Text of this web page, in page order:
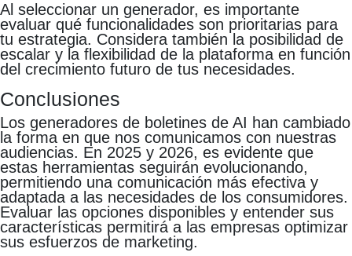
Al seleccionar un generador, es importante
evaluar qué funcionalidades son prioritarias para
tu estrategia. Considera también la posibilidad de
escalar y la flexibilidad de la plataforma en función
del crecimiento futuro de tus necesidades.
Conclusiones
Los generadores de boletines de AI han cambiado
la forma en que nos comunicamos con nuestras
audiencias. En 2025 y 2026, es evidente que
estas herramientas seguirán evolucionando,
permitiendo una comunicación más efectiva y
adaptada a las necesidades de los consumidores.
Evaluar las opciones disponibles y entender sus
características permitirá a las empresas optimizar
sus esfuerzos de marketing.